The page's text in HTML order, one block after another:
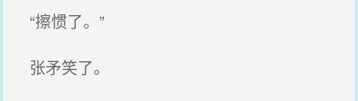
“擦惯了。”
张矛笑了。